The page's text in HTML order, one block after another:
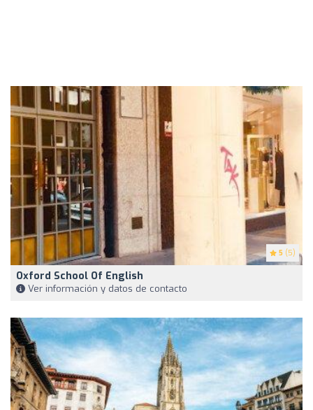
5 (5)
Oxford School Of English
Ver información y datos de contacto